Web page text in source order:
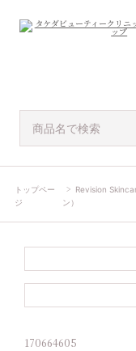
トップペー
ジ
Revision
ン）
170664605